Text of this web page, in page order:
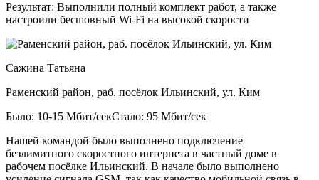
Результат: Выполнили полный комплект работ, а также
настроили бесшовный Wi-Fi на высокой скорости
Сажина Татьяна
Раменский район, раб. посёлок Ильинский, ул. Ким
Было: 10-15 Мбит/секСтало: 95 Мбит/сек
Нашей командой было выполнено подключение
безлимитного скоростного интернета в частный доме в
рабочем посёлке Ильинский. В начале было выполнено